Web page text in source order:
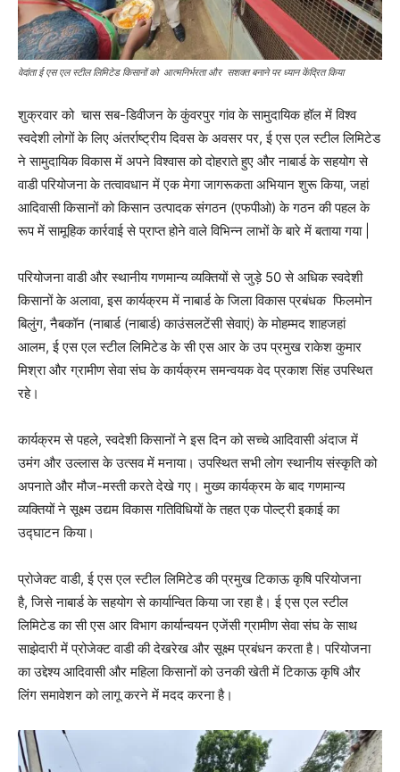
वेदांता ई एस एल स्टील लिमिटेड किसानों को आत्मनिर्भरता और सशक्त बनाने पर ध्यान केंद्रित किया
शुक्रवार को चास सब-डिवीजन के कुंवरपुर गांव के सामुदायिक हॉल में विश्व
स्वदेशी लोगों के लिए अंतर्राष्ट्रीय दिवस के अवसर पर, ई एस एल स्टील लिमिटेड
ने सामुदायिक विकास में अपने विश्वास को दोहराते हुए और नाबार्ड के सहयोग से
वाडी परियोजना के तत्वावधान में एक मेगा जागरूकता अभियान शुरू किया, जहां
आदिवासी किसानों को किसान उत्पादक संगठन (एफपीओ) के गठन की पहल के
रूप में सामूहिक कार्रवाई से प्राप्त होने वाले विभिन्न लाभों के बारे में बताया गया |
परियोजना वाडी और स्थानीय गणमान्य व्यक्तियों से जुड़े 50 से अधिक स्वदेशी
किसानों के अलावा, इस कार्यक्रम में नाबार्ड के जिला विकास प्रबंधक फिलमोन
बिलुंग, नैबकॉन (नाबार्ड (नाबार्ड) काउंसलटेंसी सेवाएं) के मोहम्मद शाहजहां
आलम, ई एस एल स्टील लिमिटेड के सी एस आर के उप प्रमुख राकेश कुमार
मिश्रा और ग्रामीण सेवा संघ के कार्यक्रम समन्वयक वेद प्रकाश सिंह उपस्थित
रहे।
कार्यक्रम से पहले, स्वदेशी किसानों ने इस दिन को सच्चे आदिवासी अंदाज में
उमंग और उल्लास के उत्सव में मनाया। उपस्थित सभी लोग स्थानीय संस्कृति को
अपनाते और मौज-मस्ती करते देखे गए। मुख्य कार्यक्रम के बाद गणमान्य
व्यक्तियों ने सूक्ष्म उद्यम विकास गतिविधियों के तहत एक पोल्ट्री इकाई का
उद्घाटन किया।
प्रोजेक्ट वाडी, ई एस एल स्टील लिमिटेड की प्रमुख टिकाऊ कृषि परियोजना
है, जिसे नाबार्ड के सहयोग से कार्यान्वित किया जा रहा है। ई एस एल स्टील
लिमिटेड का सी एस आर विभाग कार्यान्वयन एजेंसी ग्रामीण सेवा संघ के साथ
साझेदारी में प्रोजेक्ट वाडी की देखरेख और सूक्ष्म प्रबंधन करता है। परियोजना
का उद्देश्य आदिवासी और महिला किसानों को उनकी खेती में टिकाऊ कृषि और
लिंग समावेशन को लागू करने में मदद करना है।